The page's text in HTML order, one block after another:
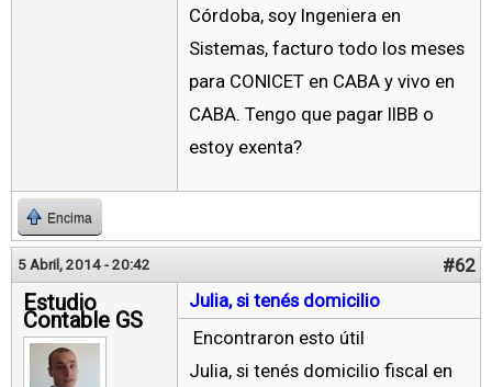
Córdoba, soy Ingeniera en
Sistemas, facturo todo los meses
para CONICET en CABA y vivo en
CABA. Tengo que pagar IIBB o
estoy exenta?
Encima
5 Abril, 2014 - 20:42 #62
Estudio
Contable GS
Julia, si tenés domicilio
Encontraron esto útil
Julia, si tenés domicilio fiscal en